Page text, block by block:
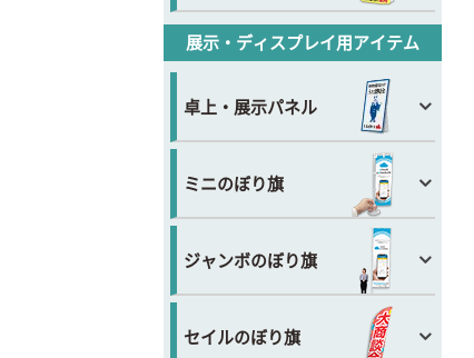
展示・ディスプレイ用アイテム
卓上・展示パネル
ミニのぼり旗
ジャンボのぼり旗
セイルのぼり旗